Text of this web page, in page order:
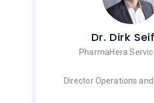
Dr. Dirk
PharmaHera
Director Operations